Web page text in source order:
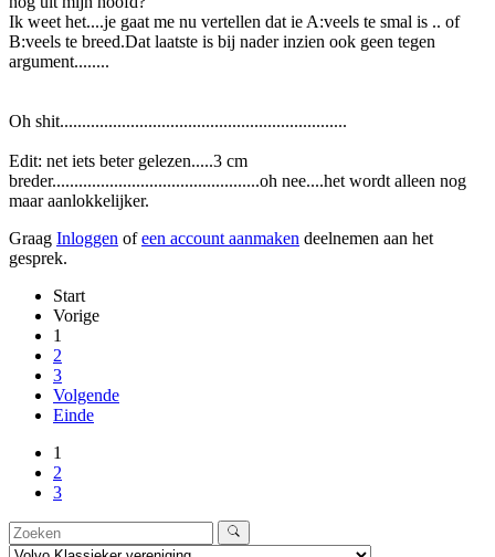
Ik weet het....je gaat me nu vertellen dat ie A:veels te smal is .. of
B:veels te breed.Dat laatste is bij nader inzien ook geen tegen
argument........
Oh shit.................................................................
Edit: net iets beter gelezen.....3 cm
breder...............................................oh nee....het wordt alleen nog
maar aanlokkelijker.
Graag Inloggen ofeen account aanmaken deelnemen aan het
gesprek.
Start
Vorige
1
2
3
Volgende
Einde
1
2
3